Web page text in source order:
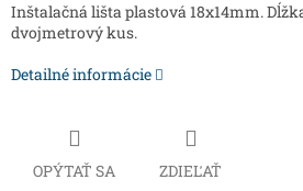
Inštalačná lišta plastová 18x14mm.
dvojmetrový kus.
Detailné informácie
OPÝTAŤ SA ZDIEĽAŤ